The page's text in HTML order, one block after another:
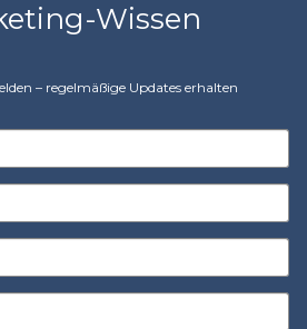
Wissen
– regelmäßige Updates erhalten